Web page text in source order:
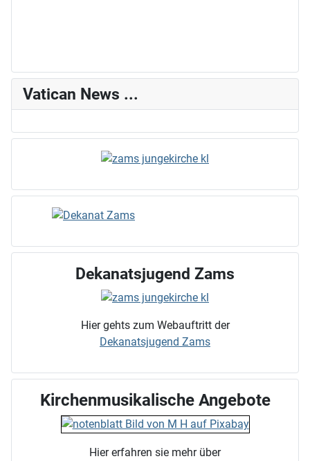
Vatican News ...
Dekanatsjugend Zams
Hier gehts zum Webauftritt der
Dekanatsjugend Zams
Kirchenmusikalische Angebote
Hier erfahren sie mehr über